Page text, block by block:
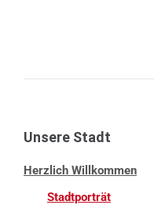
Unsere Stadt
Herzlich Willkommen
Stadtporträt